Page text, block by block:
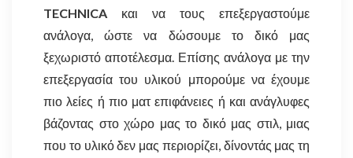
TECHNICA και να τους επεξεργαστούμε
ανάλογα, ώστε να δώσουμε το δικό μας
ξεχωριστό αποτέλεσμα. Επίσης ανάλογα με την
επεξεργασία του υλικού μπορούμε να έχουμε
πιο λείες ή πιο ματ επιφάνειες ή και ανάγλυφες
βάζοντας στο χώρο μας το δικό μας στιλ, μιας
που το υλικό δεν μας περιορίζει, δίνοντάς μας τη